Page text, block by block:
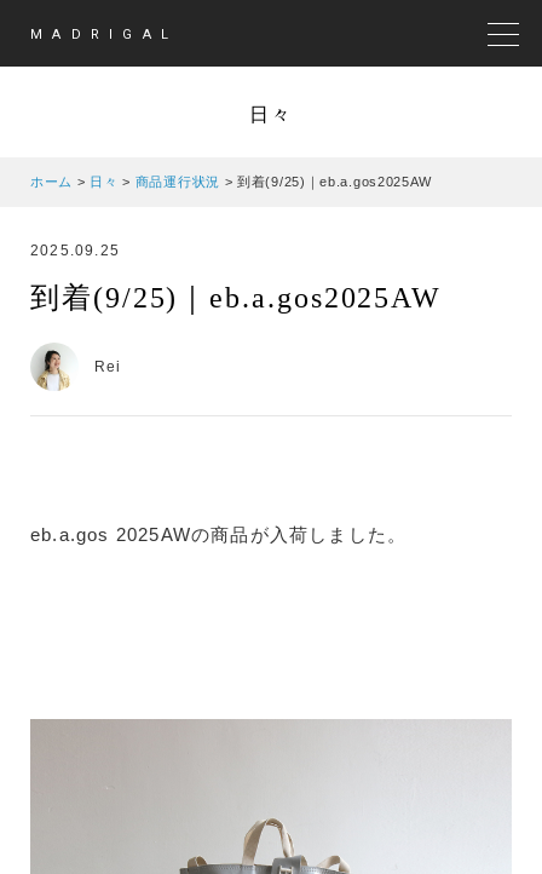
MADRIGAL
日々
ホーム > 日々 > 商品運行状況 >到着(9/25)｜eb.a.gos2025AW
2025.09.25
到着(9/25)｜eb.a.gos2025AW
Rei
eb.a.gos 2025AWの商品が入荷しました。